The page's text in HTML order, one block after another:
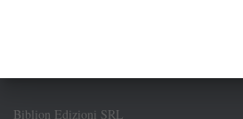
Biblion Edizioni SRL